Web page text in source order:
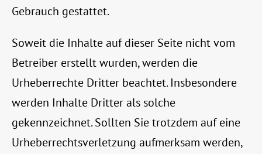
Gebrauch gestattet.
Soweit die Inhalte auf dieser Seite nicht vom
Betreiber erstellt wurden, werden die
Urheberrechte Dritter beachtet. Insbesondere
werden Inhalte Dritter als solche
gekennzeichnet. Sollten Sie trotzdem auf eine
Urheberrechtsverletzung aufmerksam werden,